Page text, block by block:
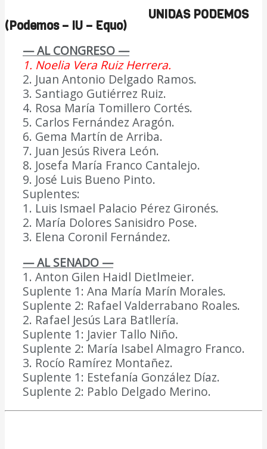
UNIDAS PODEMOS
(Podemos – IU – Equo)
— AL CONGRESO —
1. Noelia Vera Ruiz Herrera.
2. Juan Antonio Delgado Ramos.
3. Santiago Gutiérrez Ruiz.
4. Rosa María Tomillero Cortés.
5. Carlos Fernández Aragón.
6. Gema Martín de Arriba.
7. Juan Jesús Rivera León.
8. Josefa María Franco Cantalejo.
9. José Luis Bueno Pinto.
Suplentes:
1. Luis Ismael Palacio Pérez Gironés.
2. María Dolores Sanisidro Pose.
3. Elena Coronil Fernández.
— AL SENADO —
1. Anton Gilen Haidl Dietlmeier.
Suplente 1: Ana María Marín Morales.
Suplente 2: Rafael Valderrabano Roales.
2. Rafael Jesús Lara Batllería.
Suplente 1: Javier Tallo Niño.
Suplente 2: María Isabel Almagro Franco.
3. Rocío Ramírez Montañez.
Suplente 1: Estefanía González Díaz.
Suplente 2: Pablo Delgado Merino.